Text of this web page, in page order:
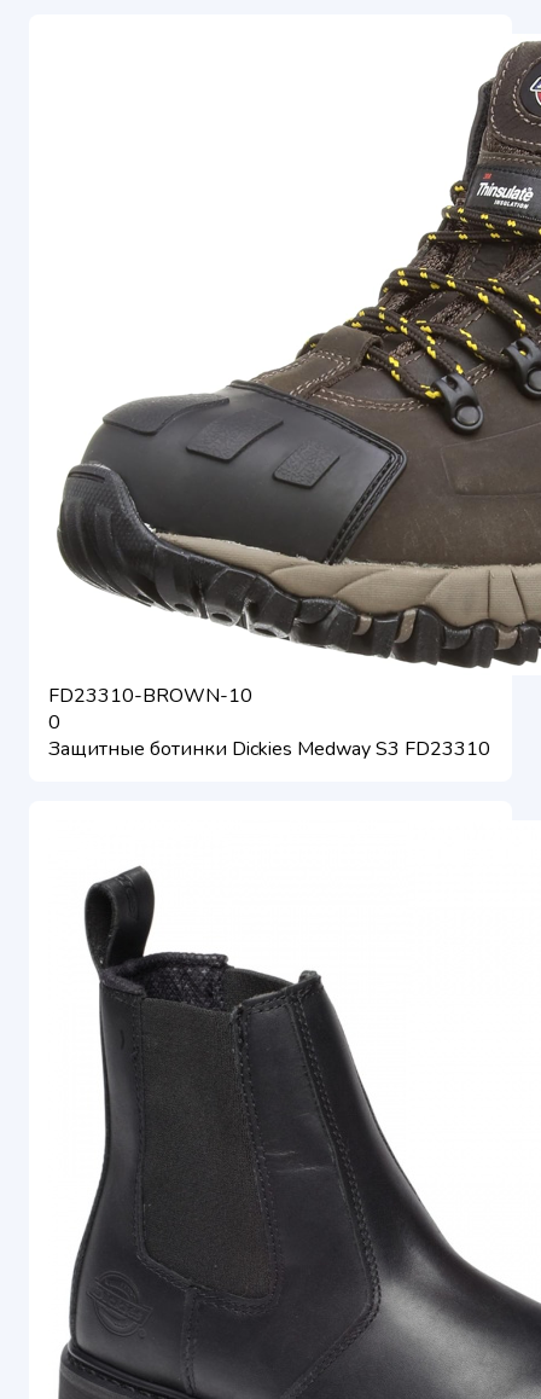
FD23310-BROWN-10
0
Защитные ботинки Dickies Medway S3 FD23310